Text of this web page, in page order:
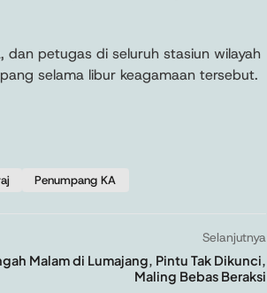
dan petugas di seluruh stasiun wilayah
selama libur keagamaan tersebut.
Penumpang KA
Selanjutnya
Malam di Lumajang, Pintu Tak Dikunci,
Maling Bebas Beraksi